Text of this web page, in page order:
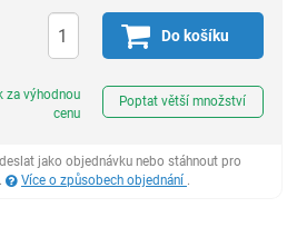
Do košíku
za výhodnou
cenu
Poptat větší množství
jako objednávku nebo stáhnout pro
Více o způsobech objednání